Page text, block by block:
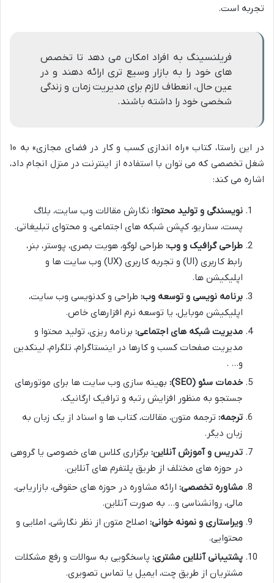
تجربه است.
فریلنسینگ به افراد امکان می دهد تا تخصص
های خود را به بازار وسیع تری ارائه دهند و در
عین حال، انعطاف لازم برای مدیریت زمان و زندگی
شخصی خود را داشته باشند.
در این راستا، کتاب «راه اندازی کسب و کار در فضای مجازی» به ۱۰
شغل تخصصی که می توان با استفاده از اینترنت در منزل انجام داد،
اشاره می کند:
نویسندگی و تولید محتوا: نگارش مقالات وب سایت، بلاگ
پست، سناریو، کپشن شبکه های اجتماعی، و محتوای تبلیغاتی.
طراحی گرافیک و وب: طراحی لوگو، هویت بصری، پوستر، بنر،
رابط کاربری (UI) و تجربه کاربری (UX) وب سایت ها و
اپلیکیشن ها.
برنامه نویسی و توسعه وب: طراحی و کدنویسی وب سایت،
اپلیکیشن موبایل، یا توسعه نرم افزارهای خاص.
مدیریت شبکه های اجتماعی: برنامه ریزی، تولید محتوا و
مدیریت صفحات کسب و کارها در اینستاگرام، تلگرام، لینکدین
و… .
خدمات سئو (SEO):
بهینه سازی وب سایت ها برای موتورهای
جستجو به منظور افزایش رتبه و ترافیک ارگانیک.
ترجمه: ترجمه متون، مقالات، کتاب ها و اسناد از یک زبان به
زبان دیگر.
تدریس و آموزش آنلاین: برگزاری کلاس های خصوصی یا گروهی
در حوزه های مختلف از طریق پلتفرم های آنلاین.
مشاوره تخصصی: ارائه مشاوره در حوزه های حقوقی، بازاریابی،
مالی، روانشناسی و… به صورت آنلاین.
ویراستاری و نمونه خوانی: اصلاح متون از نظر نگارشی، املایی و
محتوایی.
پشتیبانی آنلاین مشتری: پاسخگویی به سوالات و رفع مشکلات
مشتریان از طریق چت، ایمیل یا تماس تصویری.